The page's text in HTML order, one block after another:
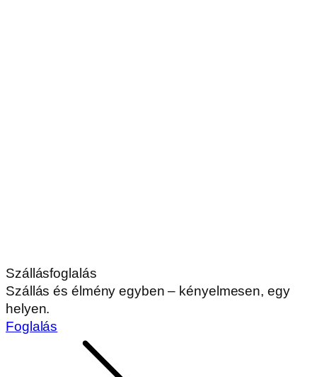
Szállásfoglalás
Szállás és élmény egyben – kényelmesen, egy
helyen.
Foglalás